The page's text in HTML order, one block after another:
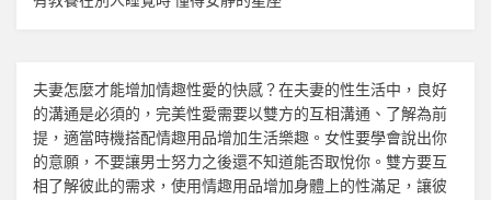
夫妻怎麼才能增加情趣性愛的快感？在夫妻的性生活中，良好
的溝通是必須的，完美性愛需要以雙方的互相溝通、了解為前
提，適當時機搭配情趣用品增加生活樂趣。女性要學會說出你
的意願，不要讓男士努力之後還不知道能否取悅你。雙方要互
相了解彼此的需求，使用情趣用品增加身體上的性滿足，讓彼